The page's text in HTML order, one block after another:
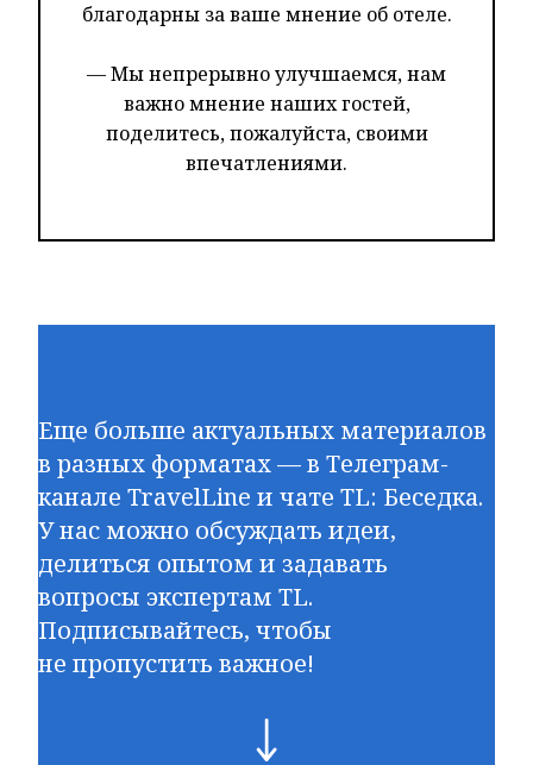
благодарны за ваше мнение об отеле.
— Мы непрерывно улучшаемся, нам
важно мнение наших гостей,
поделитесь, пожалуйста, своими
впечатлениями.
Еще больше актуальных материалов
в разных форматах — в Телеграм-
канале TravelLine и чате TL: Беседка.
У нас можно обсуждать идеи,
делиться опытом и задавать
вопросы экспертам TL.
Подписывайтесь, чтобы
не пропустить важное!